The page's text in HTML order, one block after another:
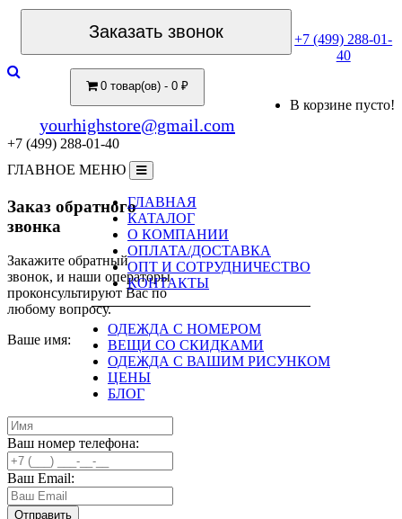
Заказать звонок
+7 (499) 288-01-
40
0 товар(ов) - 0 ₽
В корзине пусто!
yourhighstore@gmail.com
+7 (499) 288-01-40
ГЛАВНОЕ МЕНЮ
ГЛАВНАЯ
КАТАЛОГ
О КОМПАНИИ
ОПЛАТА/ДОСТАВКА
ОПТ И СОТРУДНИЧЕСТВО
КОНТАКТЫ
ОДЕЖДА С НОМЕРОМ
ВЕЩИ СО СКИДКАМИ
ОДЕЖДА С ВАШИМ РИСУНКОМ
ЦЕНЫ
БЛОГ
Заказ обратного
звонка
Закажите обратный
звонок, и наши операторы
проконсультируют Вас по
любому вопросу.
Ваше имя:
Ваш номер телефона:
Ваш Email: